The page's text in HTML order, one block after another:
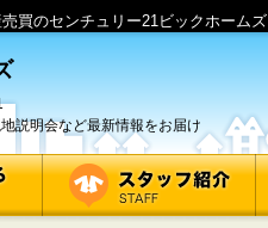
説明会など最新情報をお届け
買のセンチュリー21ビックホームズ